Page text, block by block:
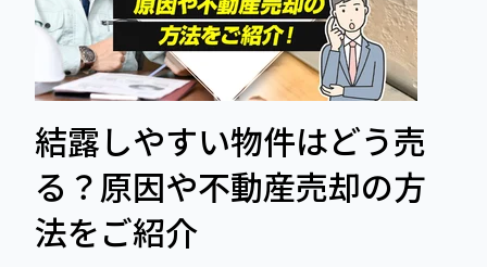
結露しやすい物件はどう売
る？原因や不動産売却の方
法をご紹介